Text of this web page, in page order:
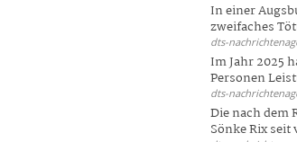
In einer
zweifaches
dts-
Im Jahr 2025
Personen
dts-
Die nach dem
Sönke Rix seit